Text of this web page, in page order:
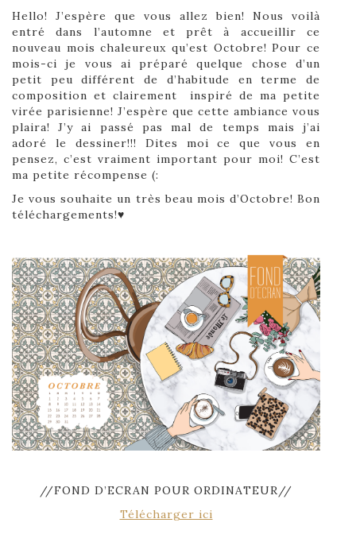
Hello! J’espère que vous allez bien! Nous voilà
entré dans l’automne et prêt à accueillir ce
nouveau mois chaleureux qu’est Octobre! Pour ce
mois-ci je vous ai préparé quelque chose d’un
petit peu différent de d’habitude en terme de
composition et clairement inspiré de ma petite
virée parisienne! J’espère que cette ambiance vous
plaira! J’y ai passé pas mal de temps mais j’ai
adoré le dessiner!!! Dites moi ce que vous en
pensez, c’est vraiment important pour moi! C’est
ma petite récompense (:
Je vous souhaite un très beau mois d’Octobre! Bon
téléchargements!♥
//FOND D’ECRAN POUR ORDINATEUR//
Télécharger ici